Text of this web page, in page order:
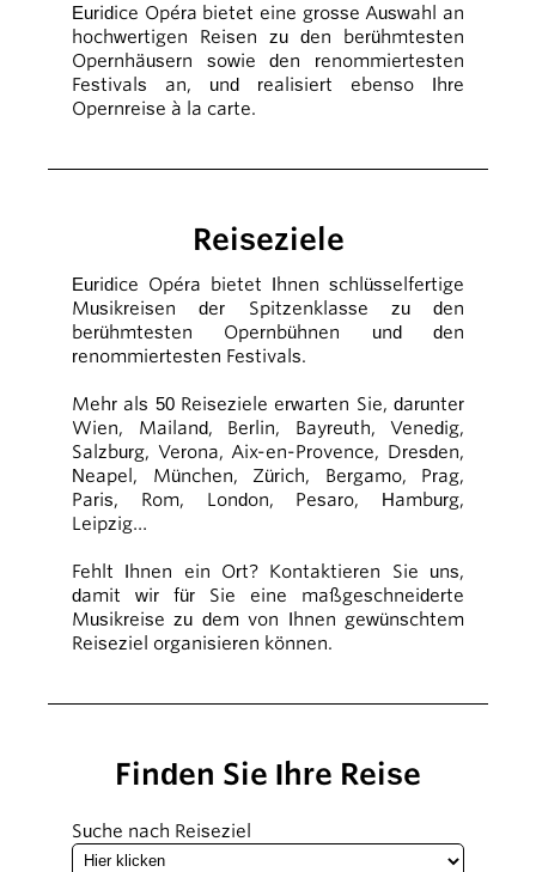
Euridice Opéra bietet eine grosse Auswahl an
hochwertigen Reisen zu den berühmtesten
Opernhäusern sowie den renommiertesten
Festivals an, und realisiert ebenso Ihre
Opernreise à la carte.
Reiseziele
Euridice Opéra bietet Ihnen schlüsselfertige
Musikreisen der Spitzenklasse zu den
berühmtesten Opernbühnen und den
renommiertesten Festivals.
Mehr als 50 Reiseziele erwarten Sie, darunter
Wien, Mailand, Berlin, Bayreuth, Venedig,
Salzburg, Verona, Aix-en-Provence, Dresden,
Neapel, München, Zürich, Bergamo, Prag,
Paris, Rom, London, Pesaro, Hamburg,
Leipzig…
Fehlt Ihnen ein Ort? Kontaktieren Sie uns,
damit wir für Sie eine maßgeschneiderte
Musikreise zu dem von Ihnen gewünschtem
Reiseziel organisieren können.
Finden Sie Ihre Reise
Suche nach Reiseziel